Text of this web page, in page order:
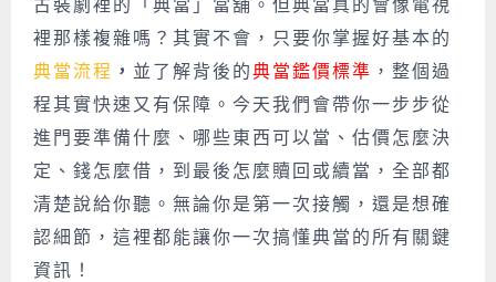
古裝劇裡的「典當」當舖 。但典當真的會像電視
裡那樣複雜嗎？其實不會，只要你掌握好基本的
典當流程 ， 並了解背後的典當鑑價標準 ，整個過
程其實快速又有保障。今天我們會帶你一步步從
進門要準備什麼、哪些東西可以當、估價怎麼決
定、錢怎麼借，到最後怎麼贖回或續當，全部都
清楚說給你聽。無論你是第一次接觸，還是想確
認細節，這裡都能讓你一次搞懂典當的所有關鍵
資訊！